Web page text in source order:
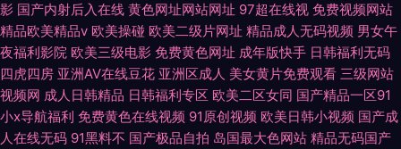
影 国产内射后入在线 黄色网址网站网址 97超在线视 免费视频网站
精品欧美精品v 欧美操碰 欧美二级片网址 精品成人无码视频 男女午
夜福利影院 欧美三级电影 免费黄色网址 成年版快手 日韩福利无码
四虎四房 亚洲AV在线豆花 亚洲区成人 美女黄片免费观看 三级网站
视频网 成人日韩精品 日韩福利专区 欧美二区女同 国产精品一区91
小x导航福利 免费黄色在线视频 91原创视频 欧美日韩小视频 国产成
人在线无码 91黑料不 国产极品自拍 岛国最大色网站 精品无码国产